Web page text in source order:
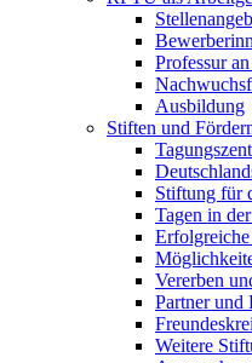
Professur
Ausbildung
Stiften und
Stiftung für
Tagen in
Vererben
Partner und
Weitere